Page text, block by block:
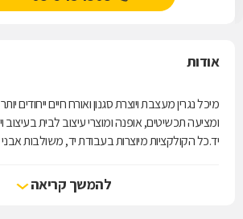
אודות
מיכל נגרין מעצבת ויוצרת סגנון ואורח חיים ייחודים
ומציעה תכשיטים, אופנה ומוצרי עיצוב לבית בעיצוב
יד.כל הקולקציות מיוצרות בעבודת יד, משולבות אבני
נגרין מזוהות ומעורכות בשל טביעת ידה הייחודית של
יצירות נצחיות, על זמניות, וככאלו - תמיד יישארו
להמשך קריאה